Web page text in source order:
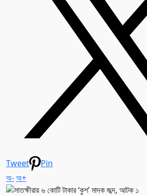
Tweet
Pin
অ-অ+